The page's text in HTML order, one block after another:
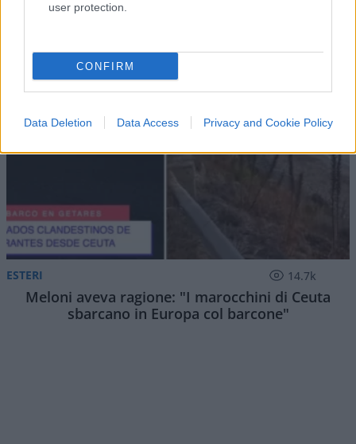
user protection.
CONFIRM
Data Deletion Data Access Privacy and Cookie Policy
ESTERI 14.7k
Meloni aveva ragione: "I marocchini di Ceuta
sbarcano in Europa col barcone"